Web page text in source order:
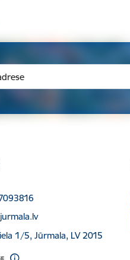
1/5, Jūrmala, LV 2015